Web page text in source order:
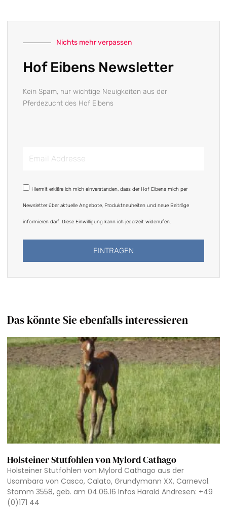
Nichts mehr verpassen
Hof Eibens Newsletter
Kein Spam, nur wichtige Neuigkeiten aus der
Pferdezucht des Hof Eibens
DSGVO
Hiermit erkläre ich mich einverstanden, dass der Hof Eibens mich per
Newsletter über aktuelle Angebote, Produktneuheiten und neue Beiträge
informieren darf. Diese Einwilligung kann ich jederzeit widerrufen.
EINTRAGEN
Das könnte Sie ebenfalls interessieren
Holsteiner Stutfohlen von Mylord Cathago
Holsteiner Stutfohlen von Mylord Cathago aus der
Usambara von Casco, Calato, Grundymann XX, Carneval.
Stamm 3558, geb. am 04.06.16 Infos Harald Andresen: +49
(0)171 44